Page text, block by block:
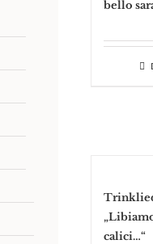
bello
calici…“